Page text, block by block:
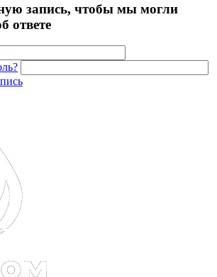
запись, чтобы мы могли
ответе